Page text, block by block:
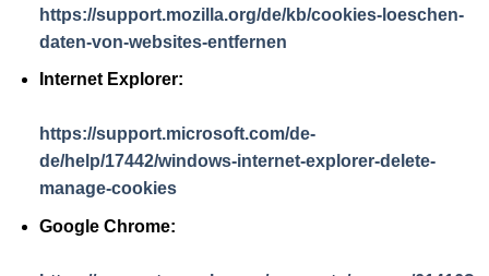
https://support.mozilla.org/de/kb/cookies-loeschen-
daten-von-websites-entfernen
Internet Explorer:
https://support.microsoft.com/de-
de/help/17442/windows-internet-explorer-delete-
manage-cookies
Google Chrome: